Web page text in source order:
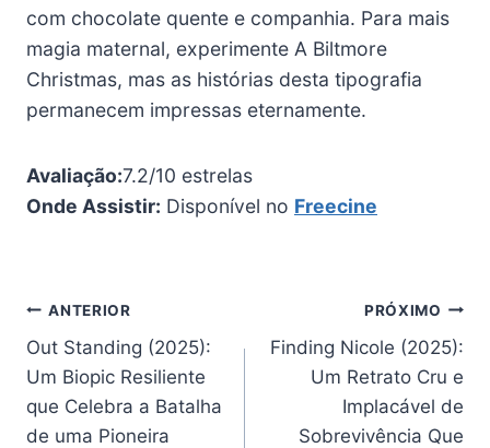
com chocolate quente e companhia. Para mais
magia maternal, experimente A Biltmore
Christmas, mas as histórias desta tipografia
permanecem impressas eternamente.
Avaliação:7.2/10 estrelas
Onde Assistir: Disponível no Freecine
Navegação
de
Post
ANTERIOR
Out Standing (2025):
Um Biopic Resiliente
que Celebra a Batalha
de uma Pioneira
PRÓXIMO
Finding Nicole (2025):
Um Retrato Cru e
Implacável de
Sobrevivência Que